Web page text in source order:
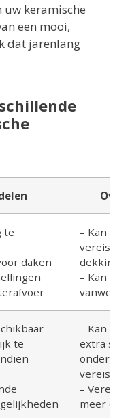
keramische
een mooi,
dat jarenlang
te
daken
– Kan
vereisen
dekking
– Kan
vanwege
te
– Kan
extra
vereisen
– Vereist
meer